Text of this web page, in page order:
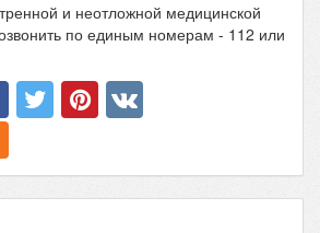
и неотложной медицинской
по единым номерам - 112 или